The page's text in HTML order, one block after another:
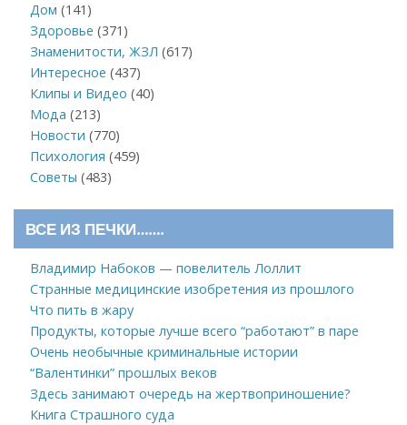
Дом (141)
Здоровье (371)
Знаменитости, ЖЗЛ (617)
Интересное (437)
Клипы и Видео (40)
Мода (213)
Новости (770)
Психология (459)
Советы (483)
ВСЕ ИЗ ПЕЧКИ…….
Владимир Набоков — повелитель Лоллит
Странные медицинские изобретения из прошлого
Что пить в жару
Продукты, которые лучше всего “работают” в паре
Очень необычные криминальные истории
“Валентинки” прошлых веков
Здесь занимают очередь на жертвоприношение?
Книга Страшного суда